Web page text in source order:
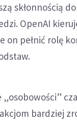
skłonnością
OpenAI
on pełnić rolę
bardziej